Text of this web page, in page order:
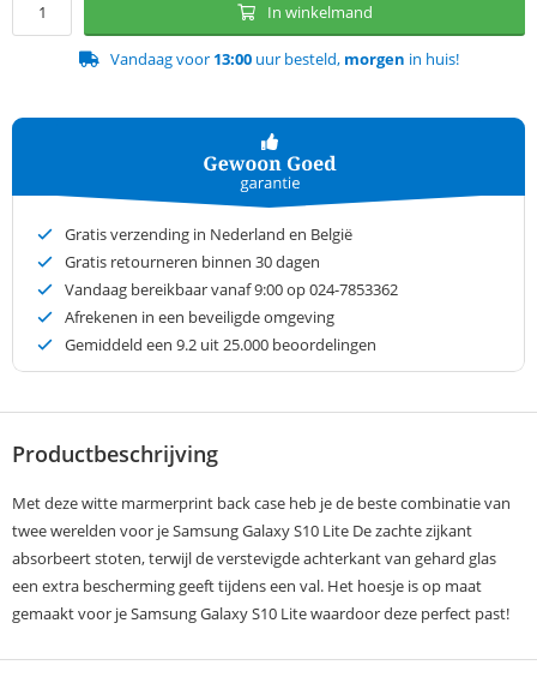
In winkelmand
Vandaag voor 13:00uur besteld, morgen in huis!
Gratis verzending in Nederland en België
Gratis retourneren binnen 30 dagen
Vandaag bereikbaar vanaf 9:00 op 024-7853362
Afrekenen in een beveiligde omgeving
Gemiddeld een 9.2 uit 25.000 beoordelingen
Productbeschrijving
Met deze witte marmerprint back case heb je de beste combinatie van
twee werelden voor je Samsung Galaxy S10 Lite De zachte zijkant
absorbeert stoten, terwijl de verstevigde achterkant van gehard glas
een extra bescherming geeft tijdens een val. Het hoesje is op maat
gemaakt voor je Samsung Galaxy S10 Lite waardoor deze perfect past!